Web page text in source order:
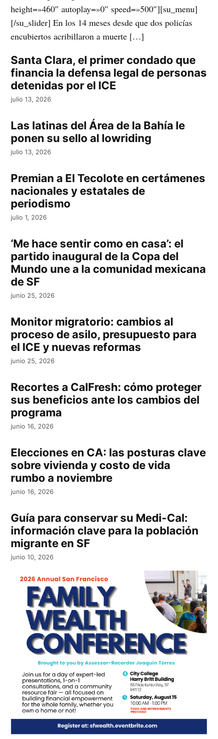
height=»460″ autoplay=»0″ speed=»500″][su_menu]
[/su_slider] En los 14 meses desde que dos policías
encubiertos acribillaron a muerte […]
Santa Clara, el primer condado que
financia la defensa legal de personas
detenidas por el ICE
julio 13, 2026
Las latinas del Área de la Bahía le
ponen su sello al lowriding
julio 13, 2026
Premian a El Tecolote en certámenes
nacionales y estatales de
periodismo
julio 1, 2026
‘Me hace sentir como en casa’: el
partido inaugural de la Copa del
Mundo une a la comunidad mexicana
de SF
junio 25, 2026
Monitor migratorio: cambios al
proceso de asilo, presupuesto para
el ICE y nuevas reformas
junio 25, 2026
Recortes a CalFresh: cómo proteger
sus beneficios ante los cambios del
programa
junio 16, 2026
Elecciones en CA: las posturas clave
sobre vivienda y costo de vida
rumbo a noviembre
junio 16, 2026
Guía para conservar su Medi-Cal:
información clave para la población
migrante en SF
junio 10, 2026